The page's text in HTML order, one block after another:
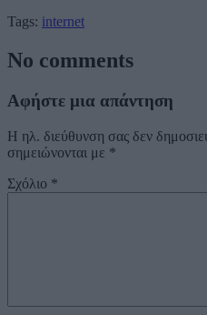
Tags: internet
No comments
Αφήστε μια απάντηση
Η ηλ. διεύθυνση σας δεν
σημειώνονται με *
Σχόλιο *